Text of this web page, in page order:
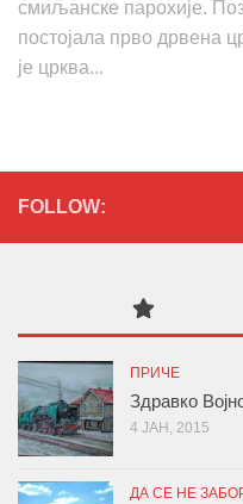
смиљанске парохије.
постојала прво дрвена
је црква...
FOLLOW:
ПРИЧЕ
Здравко
4 ЈАН, 2015
ДА СЕ НЕ